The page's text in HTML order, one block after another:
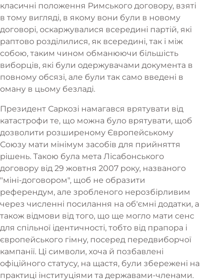
класичні положення Римського договору, взяті
в тому вигляді, в якому вони були в новому
договорі, оскаржувалися всередині партій, які
раптово розділилися, як всередині, так і між
собою, таким чином обманюючи більшість
виборців, які були одержувачами документа в
повному обсязі, але були так само введені в
оману в цьому безладі.
Президент Саркозі намагався врятувати від
катастрофи те, що можна було врятувати, щоб
дозволити розширеному Європейському
Союзу мати мінімум засобів для прийняття
рішень. Такою була мета Лісабонського
договору від 29 жовтня 2007 року, названого
"міні-договором", щоб не образити
референдум, але зробленого нерозбірливим
через численні посилання на об'ємні додатки, а
також відмови від того, що ще могло мати сенс
для спільної ідентичності, тобто від прапора і
європейського гімну, посеред передвиборчої
кампанії. Ці символи, хоча й позбавлені
офіційного статусу, на щастя, були збережені на
практиці інституціями та державами-членами.